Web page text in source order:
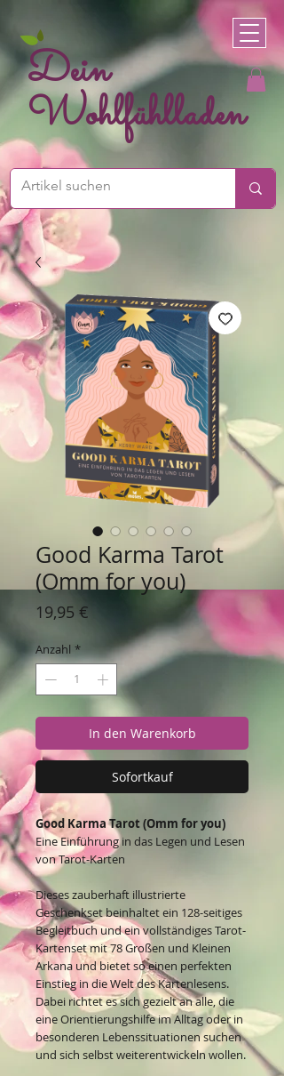
Dein
Wohlfühlladen
Good Karma Tarot
(Omm for you)
19,95 €
Anzahl *
In den Warenkorb
Sofortkauf
Good Karma Tarot (Omm for you)
Eine Einführung in das Legen und Lesen
von Tarot-Karten
Dieses zauberhaft illustrierte
Geschenkset beinhaltet ein 128-seitiges
Begleitbuch und ein vollständiges Tarot-
Kartenset mit 78 Großen und Kleinen
Arkana und bietet so einen perfekten
Einstieg in die Welt des Kartenlesens.
Dabei richtet es sich gezielt an alle, die
eine Orientierungshilfe im Alltag oder in
besonderen Lebenssituationen suchen
und sich selbst weiterentwickeln wollen.